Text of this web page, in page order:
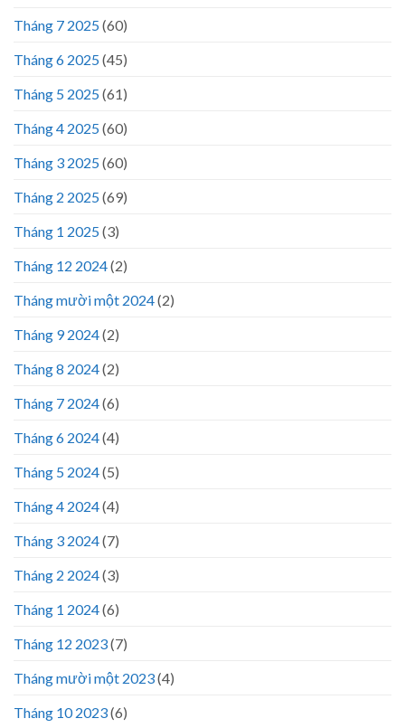
Tháng 7 2025(60)
Tháng 6 2025(45)
Tháng 5 2025(61)
Tháng 4 2025(60)
Tháng 3 2025(60)
Tháng 2 2025(69)
Tháng 1 2025(3)
Tháng 12 2024(2)
Tháng mười một 2024(2)
Tháng 9 2024(2)
Tháng 8 2024(2)
Tháng 7 2024(6)
Tháng 6 2024(4)
Tháng 5 2024(5)
Tháng 4 2024(4)
Tháng 3 2024(7)
Tháng 2 2024(3)
Tháng 1 2024(6)
Tháng 12 2023(7)
Tháng mười một 2023(4)
Tháng 10 2023(6)